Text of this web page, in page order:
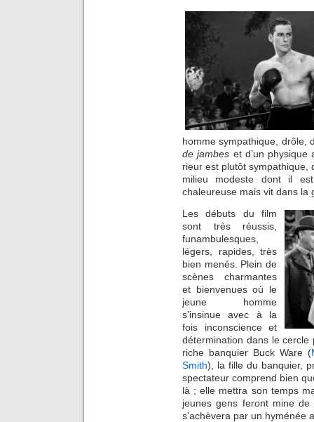
homme sympathique, drôle,
de jambes et d’un
rieur est plutôt sympathique,
milieu modeste dont il
chaleureuse mais vit dans la
Les débuts du film
sont très réussis,
funambulesques,
légers, rapides, très
bien menés. Plein de
scènes charmantes
et bienvenues où le
jeune homme
s’insinue avec à la
fois inconscience et
détermination dans le
riche banquier Buck Ware (
Smith), la fille du banquier,
spectateur comprend bien
là ; elle mettra son temps
jeunes gens feront mine de
s’achèvera par un hyménée